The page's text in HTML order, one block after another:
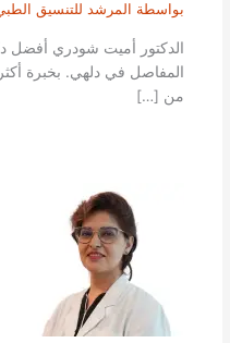
بواسطة المرشد للتنسيق
الدكتور أميت شودري أفضل
من […]